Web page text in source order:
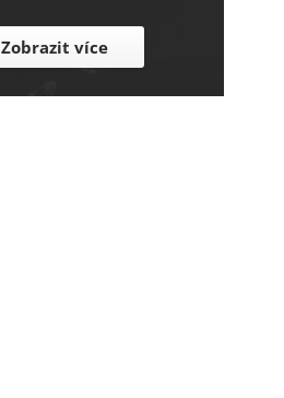
Zobrazit více